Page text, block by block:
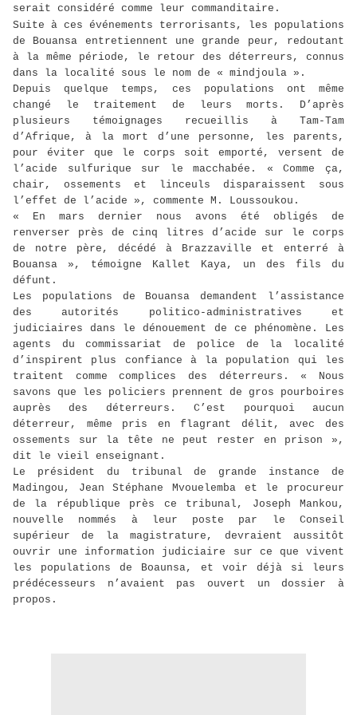
serait considéré comme leur commanditaire.
Suite à ces événements terrorisants, les populations
de Bouansa entretiennent une grande peur, redoutant
à la même période, le retour des déterreurs, connus
dans la localité sous le nom de « mindjoula ».
Depuis quelque temps, ces populations ont même
changé le traitement de leurs morts. D’après
plusieurs témoignages recueillis à Tam-Tam
d’Afrique, à la mort d’une personne, les parents,
pour éviter que le corps soit emporté, versent de
l’acide sulfurique sur le macchabée. « Comme ça,
chair, ossements et linceuls disparaissent sous
l’effet de l’acide », commente M. Loussoukou.
« En mars dernier nous avons été obligés de
renverser près de cinq litres d’acide sur le corps
de notre père, décédé à Brazzaville et enterré à
Bouansa », témoigne Kallet Kaya, un des fils du
défunt.
Les populations de Bouansa demandent l’assistance
des autorités politico-administratives et
judiciaires dans le dénouement de ce phénomène. Les
agents du commissariat de police de la localité
d’inspirent plus confiance à la population qui les
traitent comme complices des déterreurs. « Nous
savons que les policiers prennent de gros pourboires
auprès des déterreurs. C’est pourquoi aucun
déterreur, même pris en flagrant délit, avec des
ossements sur la tête ne peut rester en prison »,
dit le vieil enseignant.
Le président du tribunal de grande instance de
Madingou, Jean Stéphane Mvouelemba et le procureur
de la république près ce tribunal, Joseph Mankou,
nouvelle nommés à leur poste par le Conseil
supérieur de la magistrature, devraient aussitôt
ouvrir une information judiciaire sur ce que vivent
les populations de Boaunsa, et voir déjà si leurs
prédécesseurs n’avaient pas ouvert un dossier à
propos.